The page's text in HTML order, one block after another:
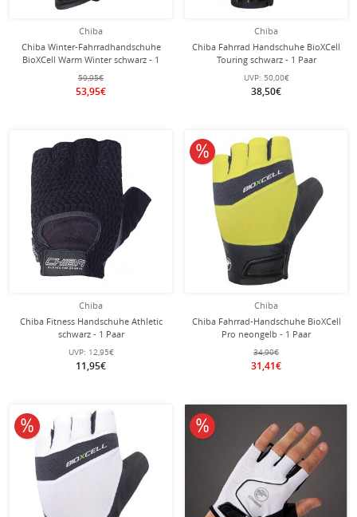
Chiba
Chiba Winter-Fahrradhandschuhe
BioXCell Warm Winter schwarz - 1
Paar
59,95€
53,95€
Chiba
Chiba Fahrrad Handschuhe BioXCell
Touring schwarz - 1 Paar
UVP: 50,00€
38,50€
Chiba
Chiba Fitness Handschuhe Athletic
schwarz - 1 Paar
UVP: 12,95€
11,95€
Chiba
Chiba Fahrrad-Handschuhe BioXCell
Pro neongelb - 1 Paar
34,90€
31,41€
10% reduziert
10% reduziert 10% reduziert